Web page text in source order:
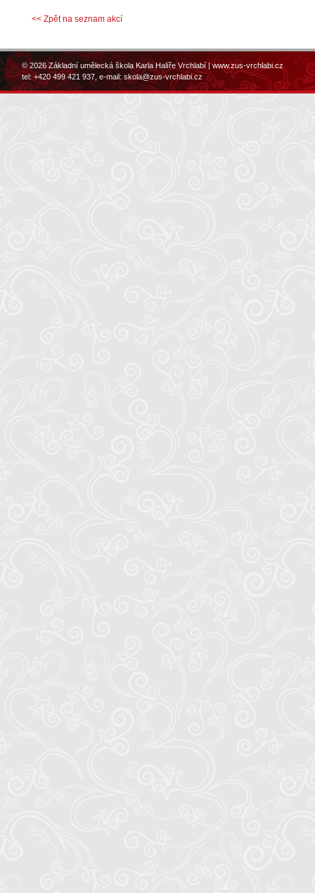
<< Zpět na seznam akcí
© 2026 Základní umělecká škola Karla Halíře Vrchlabí |www.zus-vrchlabi.cz
tel: +420 499 421 937, e-mail:skola@zus-vrchlabi.cz